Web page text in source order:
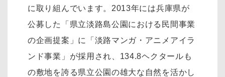
に取り組んでいます。2013年には兵庫県が
公募した「県立淡路島公園における民間事業
の企画提案」に「淡路マンガ・アニメアイラ
ンド事業」が採用され、134.8ヘクタールも
の敷地を誇る県立公園の雄大な自然を活かし